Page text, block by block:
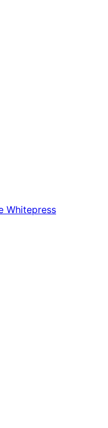
Whitepress